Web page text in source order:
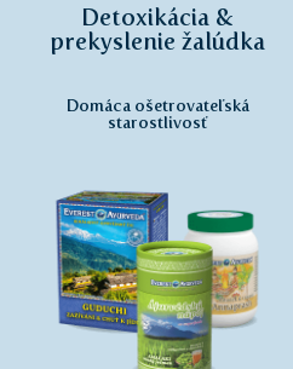
Detoxikácia &
prekyslenie žalúdka
Domáca ošetrovateľská
starostlivosť